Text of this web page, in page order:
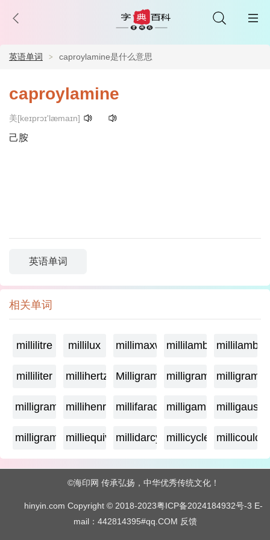
英语单词 caproylamine是什么意思
caproylamine
美[keɪprɔɪ'læmaɪn]
己胺
英语单词
相关单词
millilitre millilux millimaxwellmillilambda
milliliter millihertz Milligramagemilligrame
milligrammemillihenry millifarad milligammamilligauss
milligram milliequivalentmillidarcy millicycle
©海印网 传承弘扬，中华优秀传统文化！
hinyin.com Copyright © 2018-2023粤ICP备2024184932号-3 E-
mail：442814395#qq.COM 反馈